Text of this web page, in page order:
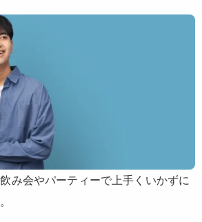
み会やパーティーで上手くいかずに